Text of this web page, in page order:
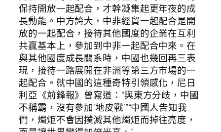
保持開放一起配合，才幹凝集起更年夜的成
長動能。中方誇大，中非經貿一起配合是開
放的一起配合，接待其他國度的企業在互利
共贏基本上，參加到中非一起配合中來。在
與其他國度成長關系時，中國也幾回再三表
現，接待一路展開在非洲等第三方市場的一
起配合。就中國的這種奇特引領感化，尼日
利亞《前鋒報》曾寫道：“與東方分歧，中國
不稱霸，沒有參加‘地皮戰’”“中國人告知我
們，燭炬不會因撲滅其他燭炬而掉往亮度，